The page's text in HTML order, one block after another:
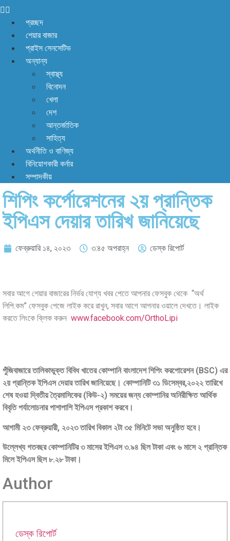
প্রচ্ছদ
শেয়ার বাজার
প্রাইস সেনসেটিভ
অন্যান্য
স্বাস্থ্য
বিনোদন
খেলা
দেশ
আন্তর্জাতিক
সাহিত্য
অর্থনীতি ও বাণিজ্য
বিনিয়োগকারী কর্নার
সম্পাদকীয়
শিপিং কর্পোরেশনের ২য় প্রান্তিক
ইপিএস দেয়ার তারিখ জানিয়েছে
ফেব্রুয়ারি ১৪, ২০২৩ ৩:৪৫ অপরাহ্ন ডেস্ক রিপোর্ট
সবার আগে শেয়ার বাজারের নির্ভর যোগ্য খবর পেতে আপনার ফেসবুক থেকে “অর্থ
লিপি.কম” ফেসবুক পেজে লাইক করে রাখুন, সবার আগে আপনার ওয়ালে দেখতে। লাইক
করতে লিংকে ক্লিক করুন www.facebook.com/OrthoLipi
পুঁজিবাজারে তালিকাভুক্ত বিবিধ খাতের কোম্পানি বাংলাদেশ শিপিং করপোরেশন (BSC) এর
২য় প্রান্তিক ইপিএস দেয়ার তারিখ জানিয়েছে। কোম্পানিটি ৩১ ডিসেম্বর,২০২২ তারিখে
শেষ হওয়া দ্বিতীয় ত্রৈমাসিকের (কিউ-২) সময়ের জন্য কোম্পানির অনিরীক্ষিত আর্থিক
বিবৃতি পর্যালোচনার পাশাপাশি ইপিএস প্রকাশ করবে।
আগামী ২৩ ফেব্রুয়ারী, ২০২৩ তারিখ বিকাল ২টা ৩৫ মিনিটে সভা অনুষ্ঠিত হবে।
উল্লেখ্য গতবছর কোম্পানিটির ৩ মাসের ইপিএস ৩.৯৪ ছিল টাকা এবং ৬ মাসে ২ প্রান্তিক
মিলে ইপিএস ছিল ৮.২৮ টাকা।
Author
ডেস্ক রিপোর্ট